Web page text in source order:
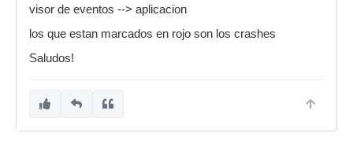
visor de eventos --> aplicacion
los que estan marcados en rojo son los crashes
Saludos!